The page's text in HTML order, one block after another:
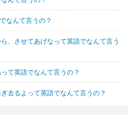
なんて言うの？
、させてあげなって英語でなんて言う
て英語でなんて言うの？
去るよって英語でなんて言うの？